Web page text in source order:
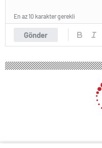
Gönder
En az 10 karakter gerekli